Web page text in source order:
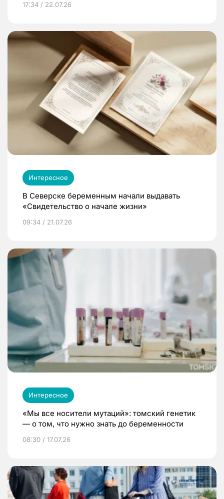
17:34 / 22.07.26
Интересное
В Северске беременным начали выдавать
«Свидетельство о начале жизни»
09:34 / 21.07.26
Интересное
«Мы все носители мутаций»: томский генетик
— о том, что нужно знать до беременности
08:30 / 17.07.26